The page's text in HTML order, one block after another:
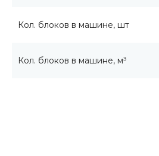
Кол. блоков в машине, шт
Кол. блоков в машине, м³